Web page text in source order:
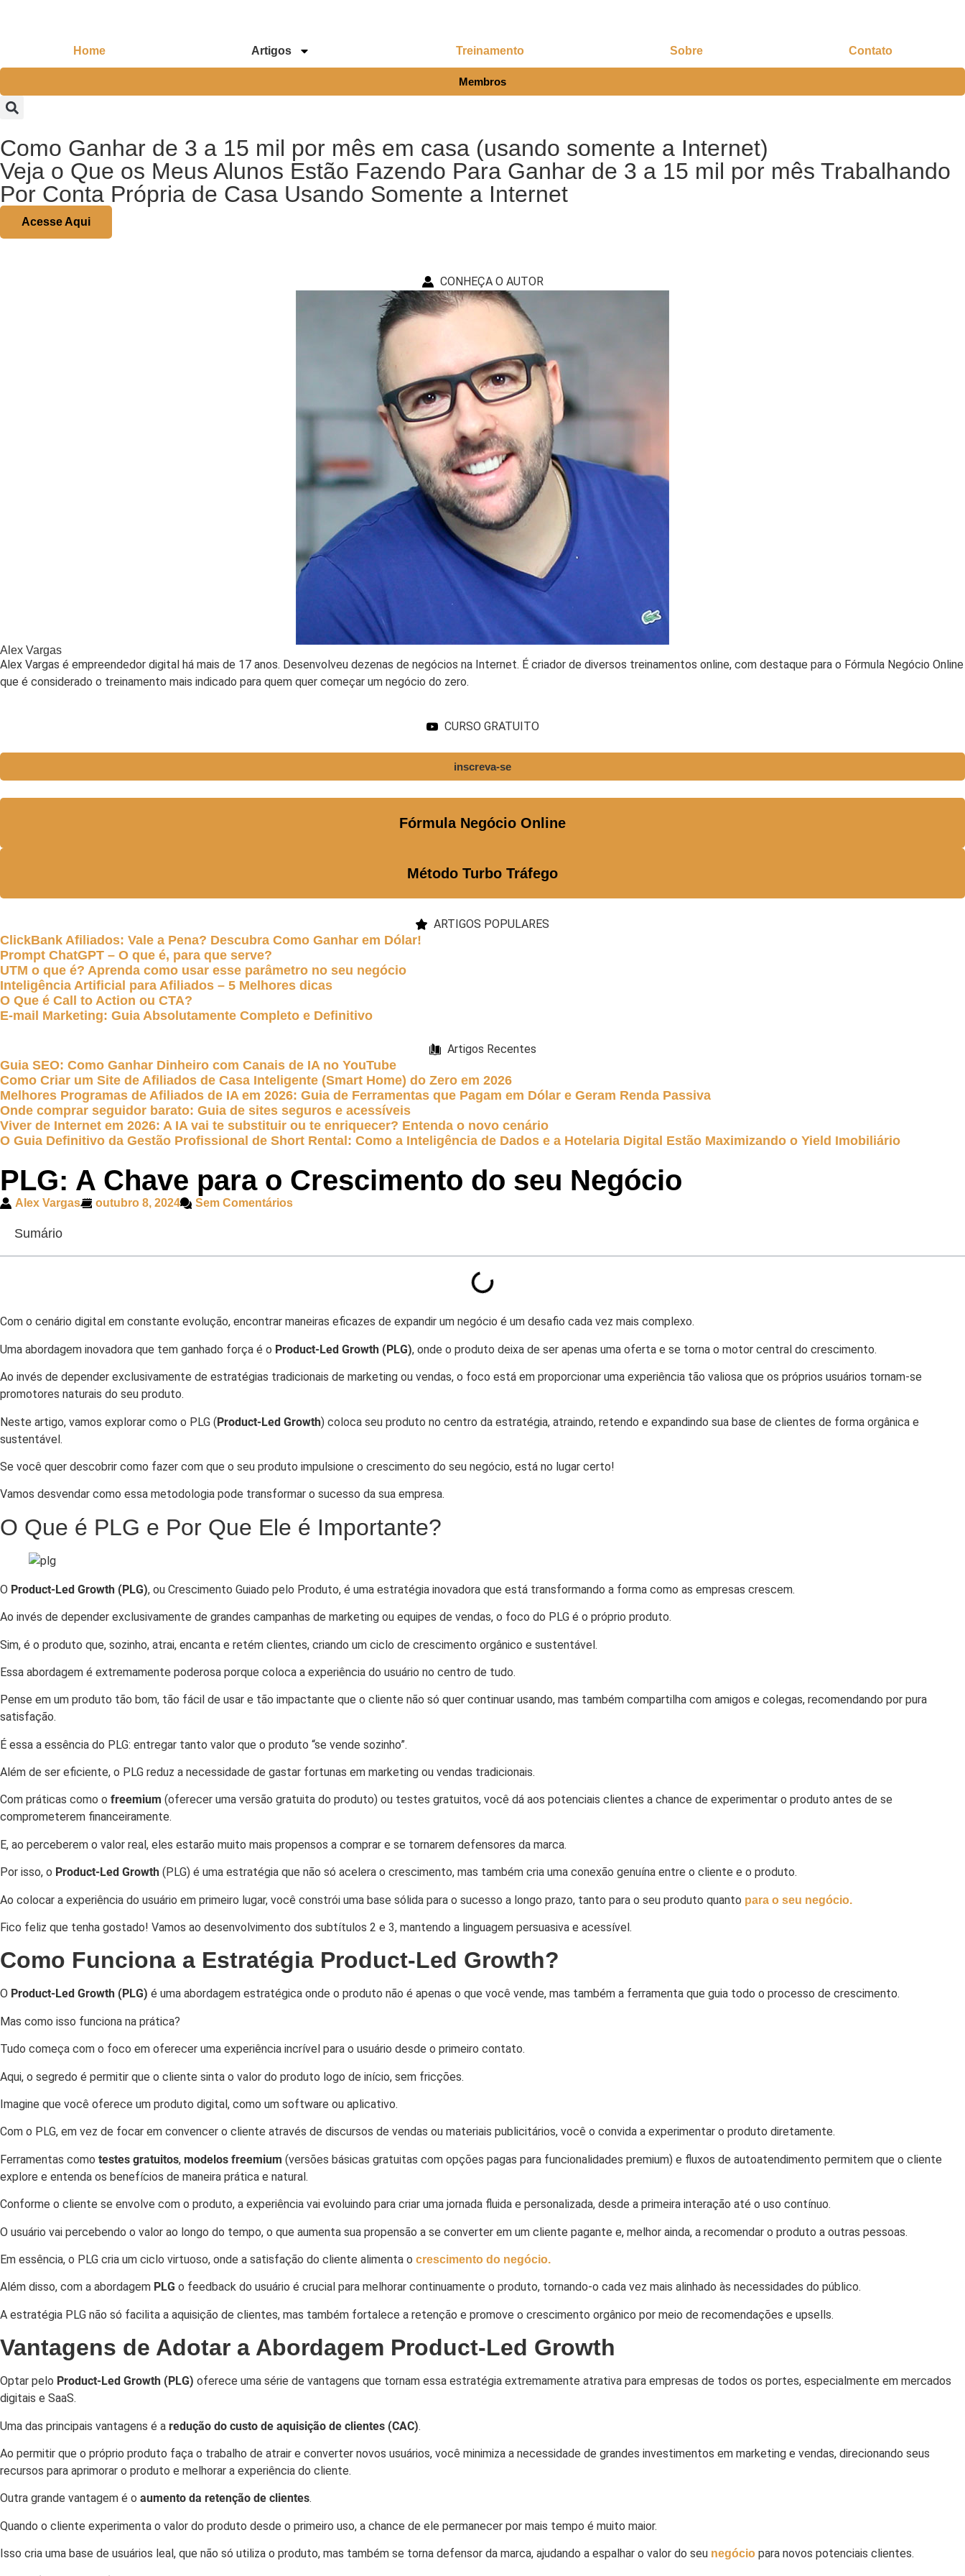
Home Artigos Treinamento Sobre Contato
Membros
Como Ganhar de 3 a 15 mil por mês em casa (usando somente a Internet)
Veja o Que os Meus Alunos Estão Fazendo Para Ganhar de 3 a 15 mil por mês Trabalhando
Por Conta Própria de Casa Usando Somente a Internet
Acesse Aqui
CONHEÇA O AUTOR
Alex Vargas
Alex Vargas é empreendedor digital há mais de 17 anos. Desenvolveu dezenas de negócios na Internet. É criador de diversos treinamentos online, com destaque para o Fórmula Negócio Online
que é considerado o treinamento mais indicado para quem quer começar um negócio do zero.
CURSO GRATUITO
inscreva-se
Fórmula Negócio Online
Método Turbo Tráfego
ARTIGOS POPULARES
ClickBank Afiliados: Vale a Pena? Descubra Como Ganhar em Dólar!
Prompt ChatGPT – O que é, para que serve?
UTM o que é? Aprenda como usar esse parâmetro no seu negócio
Inteligência Artificial para Afiliados – 5 Melhores dicas
O Que é Call to Action ou CTA?
E-mail Marketing: Guia Absolutamente Completo e Definitivo
Artigos Recentes
Guia SEO: Como Ganhar Dinheiro com Canais de IA no YouTube
Como Criar um Site de Afiliados de Casa Inteligente (Smart Home) do Zero em 2026
Melhores Programas de Afiliados de IA em 2026: Guia de Ferramentas que Pagam em Dólar e Geram Renda Passiva
Onde comprar seguidor barato: Guia de sites seguros e acessíveis
Viver de Internet em 2026: A IA vai te substituir ou te enriquecer? Entenda o novo cenário
O Guia Definitivo da Gestão Profissional de Short Rental: Como a Inteligência de Dados e a Hotelaria Digital Estão Maximizando o Yield Imobiliário
PLG: A Chave para o Crescimento do seu Negócio
Alex Vargas outubro 8, 2024 Sem Comentários
Sumário
Com o cenário digital em constante evolução, encontrar maneiras eficazes de expandir um negócio é um desafio cada vez mais complexo.
Uma abordagem inovadora que tem ganhado força é o Product-Led Growth (PLG), onde o produto deixa de ser apenas uma oferta e se torna o motor central do crescimento.
Ao invés de depender exclusivamente de estratégias tradicionais de marketing ou vendas, o foco está em proporcionar uma experiência tão valiosa que os próprios usuários tornam-se
promotores naturais do seu produto.
Neste artigo, vamos explorar como o PLG (Product-Led Growth) coloca seu produto no centro da estratégia, atraindo, retendo e expandindo sua base de clientes de forma orgânica e
sustentável.
Se você quer descobrir como fazer com que o seu produto impulsione o crescimento do seu negócio, está no lugar certo!
Vamos desvendar como essa metodologia pode transformar o sucesso da sua empresa.
O Que é PLG e Por Que Ele é Importante?
O Product-Led Growth (PLG), ou Crescimento Guiado pelo Produto, é uma estratégia inovadora que está transformando a forma como as empresas crescem.
Ao invés de depender exclusivamente de grandes campanhas de marketing ou equipes de vendas, o foco do PLG é o próprio produto.
Sim, é o produto que, sozinho, atrai, encanta e retém clientes, criando um ciclo de crescimento orgânico e sustentável.
Essa abordagem é extremamente poderosa porque coloca a experiência do usuário no centro de tudo.
Pense em um produto tão bom, tão fácil de usar e tão impactante que o cliente não só quer continuar usando, mas também compartilha com amigos e colegas, recomendando por pura
satisfação.
É essa a essência do PLG: entregar tanto valor que o produto “se vende sozinho”.
Além de ser eficiente, o PLG reduz a necessidade de gastar fortunas em marketing ou vendas tradicionais.
Com práticas como o freemium (oferecer uma versão gratuita do produto) ou testes gratuitos, você dá aos potenciais clientes a chance de experimentar o produto antes de se
comprometerem financeiramente.
E, ao perceberem o valor real, eles estarão muito mais propensos a comprar e se tornarem defensores da marca.
Por isso, o Product-Led Growth (PLG) é uma estratégia que não só acelera o crescimento, mas também cria uma conexão genuína entre o cliente e o produto.
Ao colocar a experiência do usuário em primeiro lugar, você constrói uma base sólida para o sucesso a longo prazo, tanto para o seu produto quanto para o seu negócio.
Fico feliz que tenha gostado! Vamos ao desenvolvimento dos subtítulos 2 e 3, mantendo a linguagem persuasiva e acessível.
Como Funciona a Estratégia Product-Led Growth?
O Product-Led Growth (PLG) é uma abordagem estratégica onde o produto não é apenas o que você vende, mas também a ferramenta que guia todo o processo de crescimento.
Mas como isso funciona na prática?
Tudo começa com o foco em oferecer uma experiência incrível para o usuário desde o primeiro contato.
Aqui, o segredo é permitir que o cliente sinta o valor do produto logo de início, sem fricções.
Imagine que você oferece um produto digital, como um software ou aplicativo.
Com o PLG, em vez de focar em convencer o cliente através de discursos de vendas ou materiais publicitários, você o convida a experimentar o produto diretamente.
Ferramentas como testes gratuitos, modelos freemium (versões básicas gratuitas com opções pagas para funcionalidades premium) e fluxos de autoatendimento permitem que o cliente
explore e entenda os benefícios de maneira prática e natural.
Conforme o cliente se envolve com o produto, a experiência vai evoluindo para criar uma jornada fluida e personalizada, desde a primeira interação até o uso contínuo.
O usuário vai percebendo o valor ao longo do tempo, o que aumenta sua propensão a se converter em um cliente pagante e, melhor ainda, a recomendar o produto a outras pessoas.
Em essência, o PLG cria um ciclo virtuoso, onde a satisfação do cliente alimenta o crescimento do negócio.
Além disso, com a abordagem PLG o feedback do usuário é crucial para melhorar continuamente o produto, tornando-o cada vez mais alinhado às necessidades do público.
A estratégia PLG não só facilita a aquisição de clientes, mas também fortalece a retenção e promove o crescimento orgânico por meio de recomendações e upsells.
Vantagens de Adotar a Abordagem Product-Led Growth
Optar pelo Product-Led Growth (PLG) oferece uma série de vantagens que tornam essa estratégia extremamente atrativa para empresas de todos os portes, especialmente em mercados
digitais e SaaS.
Uma das principais vantagens é a redução do custo de aquisição de clientes (CAC).
Ao permitir que o próprio produto faça o trabalho de atrair e converter novos usuários, você minimiza a necessidade de grandes investimentos em marketing e vendas, direcionando seus
recursos para aprimorar o produto e melhorar a experiência do cliente.
Outra grande vantagem é o aumento da retenção de clientes.
Quando o cliente experimenta o valor do produto desde o primeiro uso, a chance de ele permanecer por mais tempo é muito maior.
Isso cria uma base de usuários leal, que não só utiliza o produto, mas também se torna defensor da marca, ajudando a espalhar o valor do seu negócio para novos potenciais clientes.